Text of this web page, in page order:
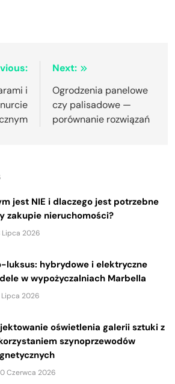
i
Next:
Ogrodzenia panelowe
czy palisadowe —
porównanie rozwiązań
jest NIE i dlaczego jest potrzebne
zakupie nieruchomości?
Lipca 2026
luksus: hybrydowe i elektryczne
w wypożyczalniach Marbella
Lipca 2026
oświetlenia galerii sztuki z
szynoprzewodów
Czerwca 2026